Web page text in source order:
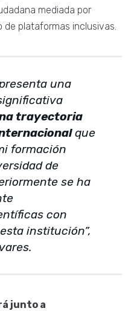
mediada por
plataformas inclusivas.
una
trayectoria
que
formación
de
se ha
con
institución”,
junto a